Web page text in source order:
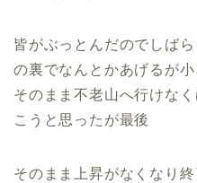
皆がぶっとんだのでしば
の裏でなんとかあげるが
そのまま不老山へ行けな
こうと思ったが最後
そのまま上昇がなくなり終